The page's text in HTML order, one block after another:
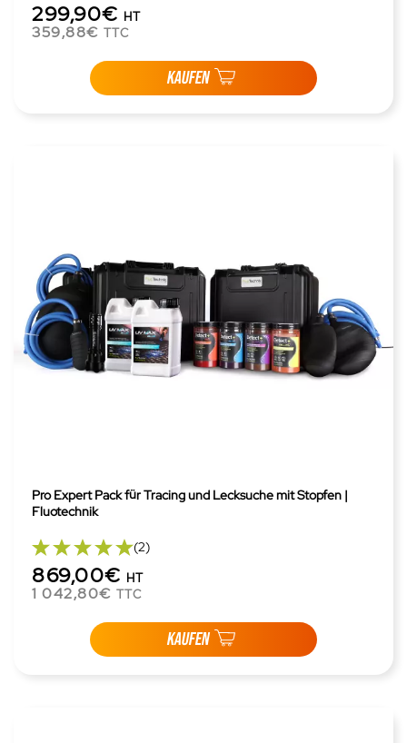
299,90€ HT
359,88€ TTC
KAUFEN
Pro Expert Pack für Tracing und Lecksuche mit Stopfen |
Fluotechnik
(2)
869,00€ HT
1 042,80€ TTC
KAUFEN